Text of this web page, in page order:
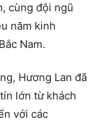
cùng đội ngũ
năm kinh
Nam.
Hương Lan đã
lớn từ khách
với các